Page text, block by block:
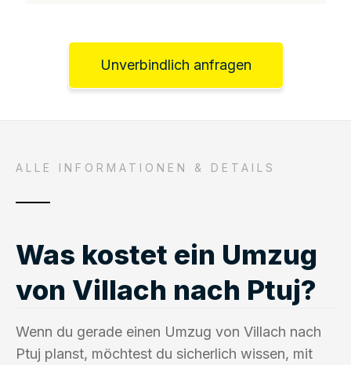
Unverbindlich anfragen
ALLE INFORMATIONEN & DETAILS
Was kostet ein Umzug
von Villach nach Ptuj?
Wenn du gerade einen Umzug von Villach nach
Ptuj planst, möchtest du sicherlich wissen, mit